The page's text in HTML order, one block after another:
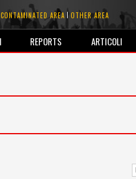
CONTAMINATED AREA OTHER AREA
REPORTS ARTICOLI